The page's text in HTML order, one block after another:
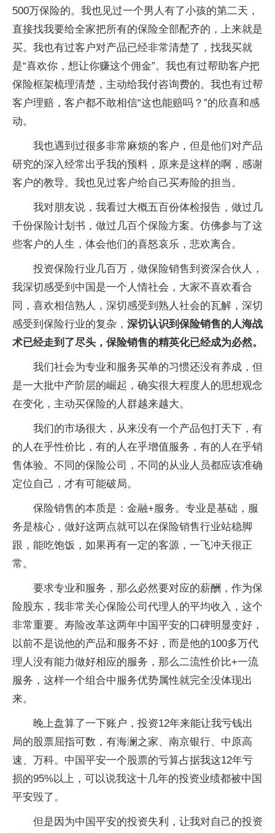
500万保险的。我也见过一个男人有了小孩的第二天，
直接找我要给全家把所有的保险全部配齐的，上来就是
买。我也有过客户对产品已经非常清楚了，找我买就
是“喜欢你，想让你赚这个佣金”。我也有过帮助客户把
保险框架梳理清楚，主动给我付咨询费的。我也有过帮
客户理赔，客户都不敢相信“这也能赔吗？”的欣喜和感
动。
我也遇到过很多非常麻烦的客户，但是他们对产品
研究的深入经常出乎我的预料，原来是这样的啊，感谢
客户的教导。我也见过客户给自己买寿险的担当。
我对朋友说，我看过大概五百份体检报告，做过几
千份保险计划书，做过几百个保险方案。仿佛参与了这
些客户的人生，体会他们的喜怒哀乐，悲欢离合。
投资保险行业几百万，做保险销售到资深合伙人，
我深切感受到中国是一个人情社会，大家不喜欢看合
同，喜欢相信熟人，深切感受到熟人社会的瓦解，深切
感受到保险行业的复杂， 深切认识到保险销售的人海战
术已经走到了尽头，保险销售的精英化已经成为必然。
我们社会为专业和服务买单的习惯还没有养成，但
是一大批中产阶层的崛起，确实很大程度人的思想观念
在变化，主动买保险的人群越来越大。
我们的市场很大，从来没有一个产品包打天下，有
的人在乎性价比，有的人在乎增值服务，有的人在乎销
售体验。不同的保险公司，不同的从业人员都应该准确
定位自己，才有可能破局。
保险销售的本质是：金融+服务。专业是基础，服
务是核心，做好这两点就可以在保险销售行业站稳脚
跟，能吃饱饭，如果再有一定的客源，一飞冲天很正
常。
要求专业和服务，那么必然要对应的薪酬，作为保
险股东，我非常关心保险公司代理人的平均收入，这个
非常重要。寿险改革这两年中国平安的口碑明显变好，
以前不是说他的产品和服务不好，而是他的100多万代
理人没有能力做好相应的服务，那么二流性价比+一流
服务，这样一个组合中服务优势属性就完全没体现出
来。
晚上盘算了一下账户，投资12年来能让我亏钱出
局的股票屈指可数，有海澜之家、南京银行、中原高
速、万科。中国平安一个股票的亏算占据我这12年亏
损的95%以上，可以说我这十几年的投资业绩都被中国
平安毁了。
但是因为中国平安的投资失利，让我对自己的投资